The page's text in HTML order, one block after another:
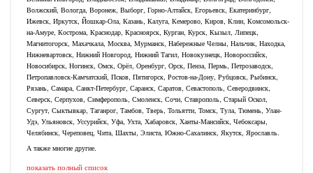
Волжский, Вологда, Воронеж, Выборг, Горно-Алтайск, Егорьевск, Екатеринбург,
Ижевск, Иркутск, Йошкар-Ола, Казань, Калуга, Кемерово, Киров, Клин, Комсомольск-
на-Амуре, Кострома, Краснодар, Красноярск, Курган, Курск, Кызыл, Липецк,
Магнитогорск, Махачкала, Москва, Мурманск, Набережные Челны, Нальчик, Находка,
Нижневартовск, Нижний Новгород, Нижний Тагил, Новокузнецк, Новороссийск,
Новосибирск, Ногинск, Омск, Орёл, Оренбург, Орск, Пенза, Пермь, Петрозаводск,
Петропавловск-Камчатский, Псков, Пятигорск, Ростов-на-Дону, Рубцовск, Рыбинск,
Рязань, Самара, Санкт-Петербург, Саранск, Саратов, Севастополь, Северодвинск,
Северск, Серпухов, Симферополь, Смоленск, Сочи, Ставрополь, Старый Оскол,
Сургут, Сыктывкар, Таганрог, Тамбов, Тверь, Тольятти, Томск, Тула, Тюмень, Улан-
Удэ, Ульяновск, Уссурийск, Уфа, Ухта, Хабаровск, Ханты-Мансийск, Чебоксары,
Челябинск, Череповец, Чита, Шахты, Элиста, Южно-Сахалинск, Якутск, Ярославль.
А также многие другие.
показать полный список